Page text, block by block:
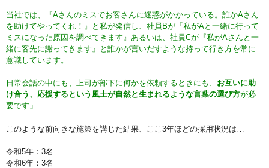
当社では、『Aさんのミスでお客さんに迷惑がかかっている。誰かAさん
を助けてやってくれ！』と私が発信し、社員Bが『私がAと一緒に行って
ミスになった原因を調べてきます』あるいは、社員Cが『私がAさんと一
緒に客先に謝ってきます』と誰かが言いだすような持って行き方を常に
意識しています。
日常会話の中にも、上司が部下に何かを依頼するときにも、 お互いに助
け合う、応援するという風土が自然と生まれるような言葉の選び方が必
要です」
このような前向きな施策を講じた結果、ここ3年ほどの採用状況は…
令和5年：3名
令和6年：3名